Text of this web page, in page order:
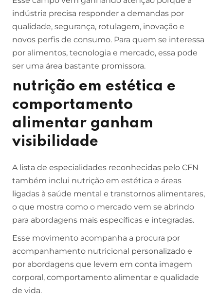
indústria precisa responder a demandas por
qualidade, segurança, rotulagem, inovação e
novos perfis de consumo. Para quem se interessa
por alimentos, tecnologia e mercado, essa pode
ser uma área bastante promissora.
nutrição em estética e
comportamento
alimentar ganham
visibilidade
A lista de especialidades reconhecidas pelo CFN
também inclui nutrição em estética e áreas
ligadas à saúde mental e transtornos alimentares,
o que mostra como o mercado vem se abrindo
para abordagens mais específicas e integradas.
Esse movimento acompanha a procura por
acompanhamento nutricional personalizado e
por abordagens que levem em conta imagem
corporal, comportamento alimentar e qualidade
de vida.